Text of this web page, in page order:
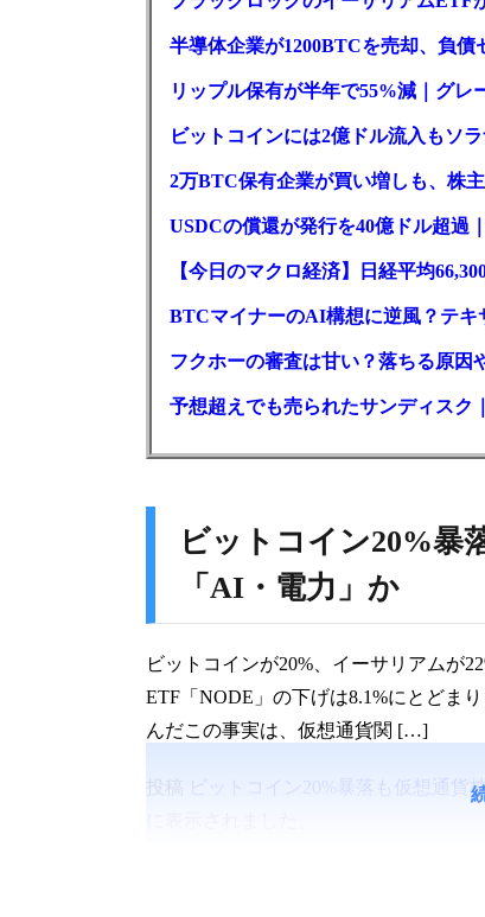
半導体企業が1200BTCを売却、負
リップル保有が半年で55%減｜グ
ビットコインには2億ドル流入もソ
2万BTC保有企業が買い増しも、株
USDCの償還が発行を40億ドル超過
【今日のマクロ経済】日経平均
BTCマイナーのAI構想に逆風？テキ
フクホーの審査は甘い？落ちる原因
予想超えでも売られたサンディスク
ビットコイン20%暴
「AI・電力」か
ビットコインが20%、イーサリアムが
ETF「NODE」の下げは8.1%にとどま
んだこの事実は、仮想通貨関 […]
投稿 ビットコイン20%暴落も仮想通